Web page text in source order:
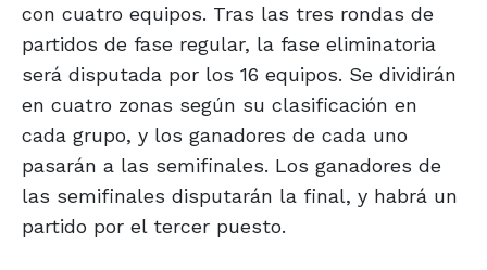
con cuatro equipos. Tras las tres rondas de
partidos de fase regular, la fase eliminatoria
será disputada por los 16 equipos. Se dividirán
en cuatro zonas según su clasificación en
cada grupo, y los ganadores de cada uno
pasarán a las semifinales. Los ganadores de
las semifinales disputarán la final, y habrá un
partido por el tercer puesto.